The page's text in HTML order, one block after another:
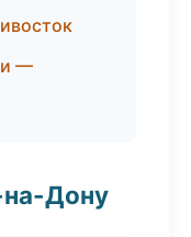
—
на-Дону